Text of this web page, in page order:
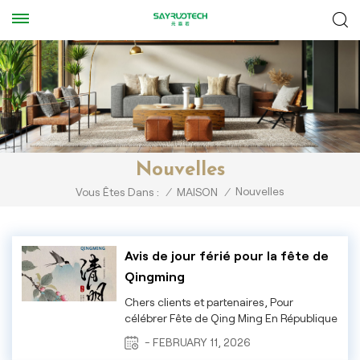
Nouvelles
Vous Êtes Dans : / MAISON / Nouvelles
Avis de jour férié pour la fête de
Qingming
Chers clients et partenaires, Pour
célébrer Fête de Qing Ming En République
populaire de Chine, notre entreprise
observera le calendrier des jours fériés
- FEBRUARY 11, 2026